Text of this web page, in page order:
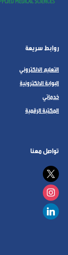
روابط سريعة
التعليم الالكتروني
البوابة الالكترونية
خدماتي
المكتبة الرقمية
تواصل معنا